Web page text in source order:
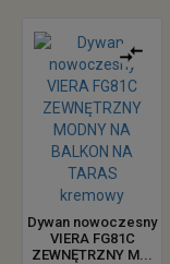
Dywan nowoczesny
VIERA FG81C
ZEWNĘTRZNY M...